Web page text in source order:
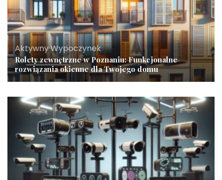
Aktywny Wypoczynek
Rolety zewnętrzne w Poznaniu: Funkcjonalne
rozwiązania okienne dla Twojego domu